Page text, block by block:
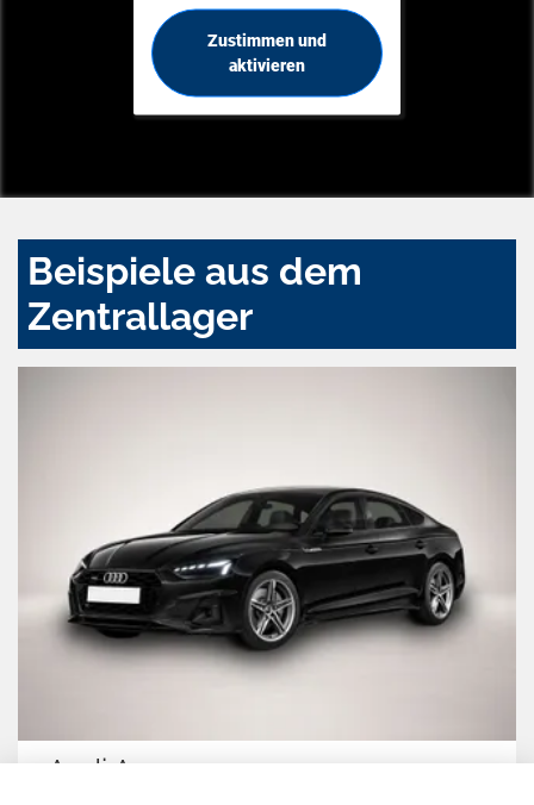
Zustimmen und
aktivieren
Beispiele aus dem
Zentrallager
Audi A5